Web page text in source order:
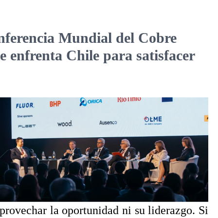
Mundial del Cobre
enfrenta Chile para satisfacer
la oportunidad ni su liderazgo. Si